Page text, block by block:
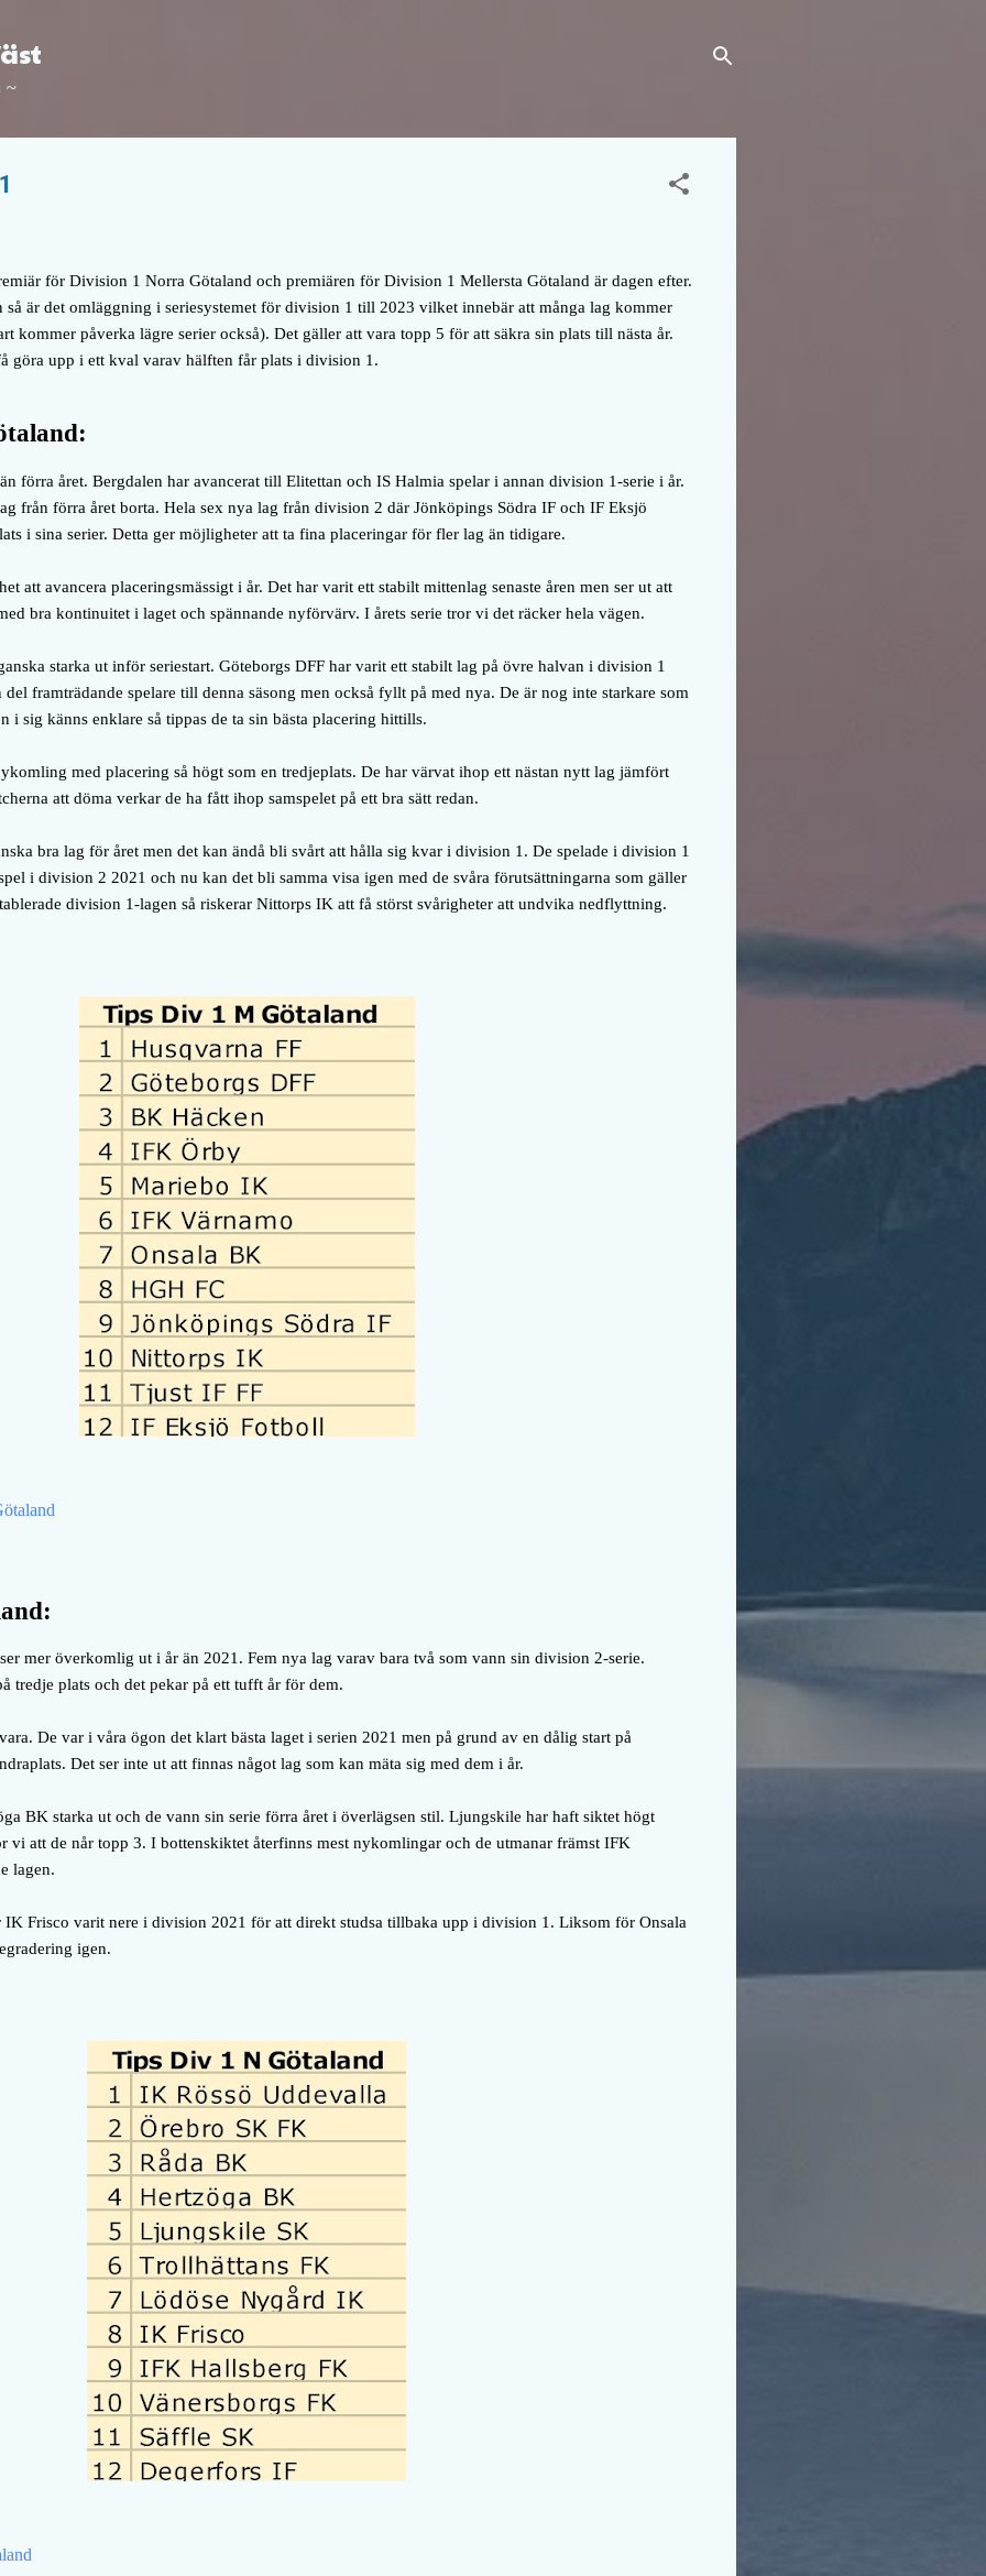
~
för Division 1 Norra Götaland och premiären för Division 1 Mellersta Götaland är dagen efter.
så är det omläggning i seriesystemet för division 1 till 2023 vilket innebär att många lag kommer
kommer påverka lägre serier också). Det gäller att vara topp 5 för att säkra sin plats till nästa år.
göra upp i ett kval varav hälften får plats i division 1.
förra året. Bergdalen har avancerat till Elitettan och IS Halmia spelar i annan division 1-serie i år.
från förra året borta. Hela sex nya lag från division 2 där Jönköpings Södra IF och IF Eksjö
i sina serier. Detta ger möjligheter att ta fina placeringar för fler lag än tidigare.
att avancera placeringsmässigt i år. Det har varit ett stabilt mittenlag senaste åren men ser ut att
bra kontinuitet i laget och spännande nyförvärv. I årets serie tror vi det räcker hela vägen.
starka ut inför seriestart. Göteborgs DFF har varit ett stabilt lag på övre halvan i division 1
del framträdande spelare till denna säsong men också fyllt på med nya. De är nog inte starkare som
i sig känns enklare så tippas de ta sin bästa placering hittills.
med placering så högt som en tredjeplats. De har värvat ihop ett nästan nytt lag jämfört
att döma verkar de ha fått ihop samspelet på ett bra sätt redan.
bra lag för året men det kan ändå bli svårt att hålla sig kvar i division 1. De spelade i division 1
i division 2 2021 och nu kan det bli samma visa igen med de svåra förutsättningarna som gäller
division 1-lagen så riskerar Nittorps IK att få störst svårigheter att undvika nedflyttning.
mer överkomlig ut i år än 2021. Fem nya lag varav bara två som vann sin division 2-serie.
tredje plats och det pekar på ett tufft år för dem.
De var i våra ögon det klart bästa laget i serien 2021 men på grund av en dålig start på
Det ser inte ut att finnas något lag som kan mäta sig med dem i år.
BK starka ut och de vann sin serie förra året i överlägsen stil. Ljungskile har haft siktet högt
vi att de når topp 3. I bottenskiktet återfinns mest nykomlingar och de utmanar främst IFK
lagen.
IK Frisco varit nere i division 2021 för att direkt studsa tillbaka upp i division 1. Liksom för Onsala
igen.